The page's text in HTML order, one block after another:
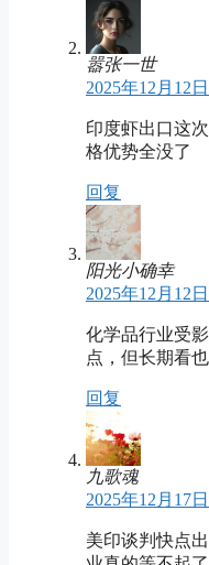
嚣张一世
2025年12月12
印度虾出口这
格优势全没了
回复
阳光小确幸
2025年12月12
化学品行业受
点，但长期看
回复
九歌魂
2025年12月17
美印谈判快点